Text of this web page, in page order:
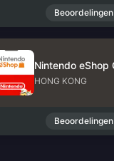
Beoordelingen
HONG KONG
Beoordelingen